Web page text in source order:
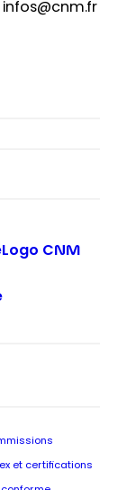
infos@cnm.fr
Logo CNM
et certifications